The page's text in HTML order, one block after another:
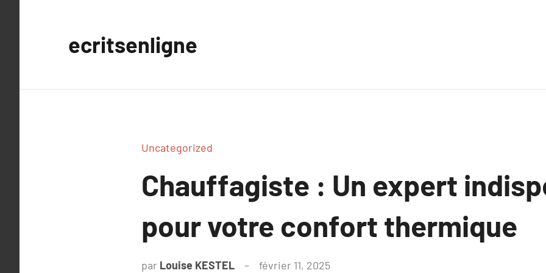
ecritsenligne
Uncategorized
Chauffagiste : Un expert
pour votre confort thermique
par Louise KESTEL février 11, 2025